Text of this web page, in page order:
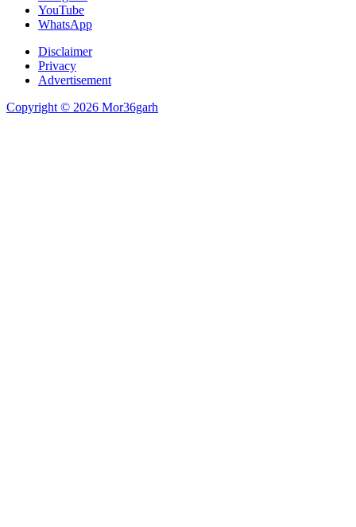
YouTube
WhatsApp
Disclaimer
Privacy
Advertisement
Copyright © 2026 Mor36garh